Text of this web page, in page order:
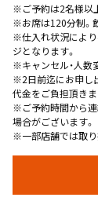
※ご予約は2名様以
※お席は120分制。
※仕入れ状況により
ジとなります。
※キャンセル・人数
※2日前迄にお申し
代金をご負担頂きま
※ご予約時間から連
場合がございます。
※一部店舗では取